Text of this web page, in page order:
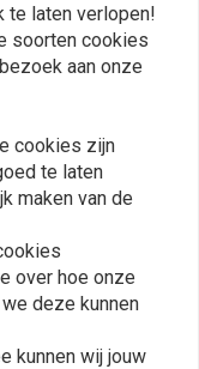
te laten verlopen!
soorten cookies
aan onze
cookies zijn
te laten
maken van de
over hoe onze
deze kunnen
kunnen wij jouw